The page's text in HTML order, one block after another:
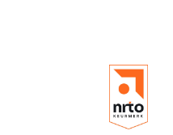
hiervoor heb je een